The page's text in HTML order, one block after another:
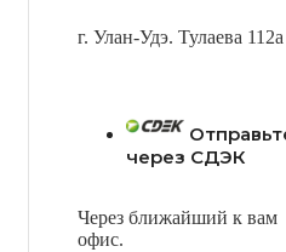
г. Улан-Удэ. Тулаева 112а
через СДЭК
Через ближайший к вам
офис.